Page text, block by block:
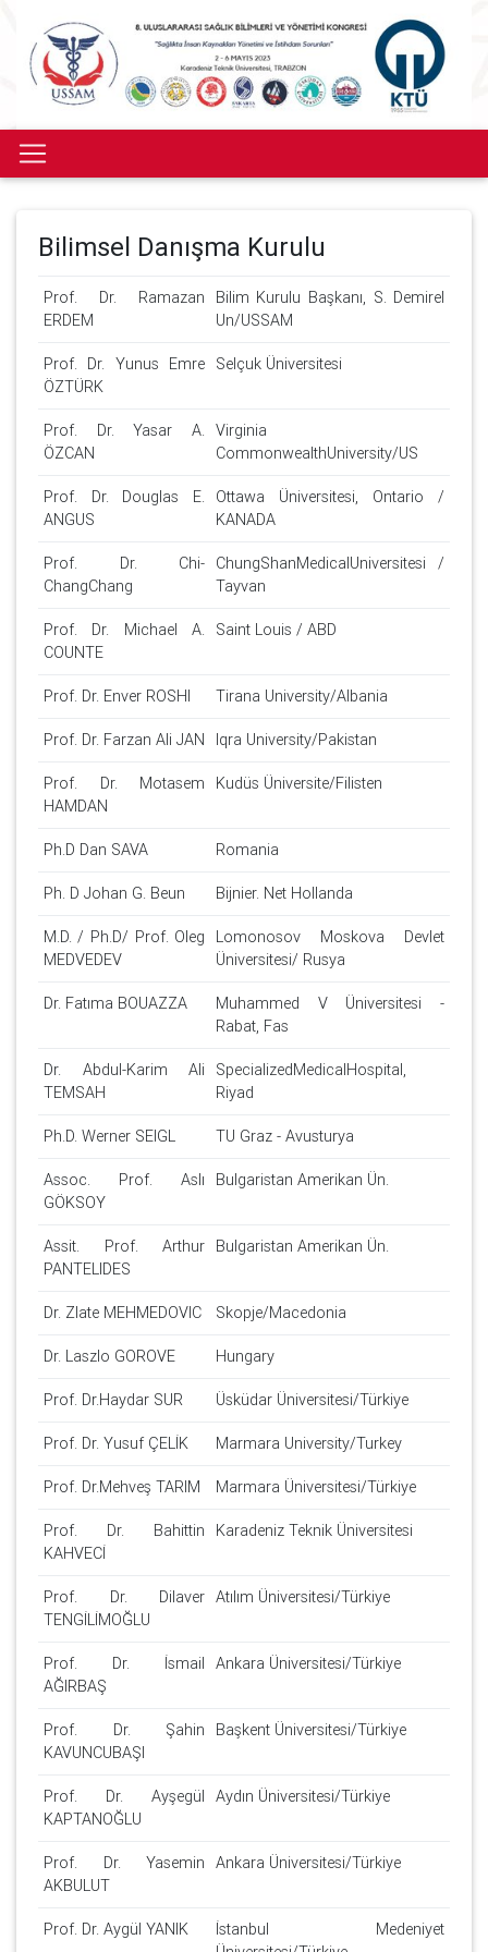
Bilimsel Danışma Kurulu
Prof. Dr. Ramazan
ERDEM
Bilim Kurulu Başkanı, S. Demirel
Un/USSAM
Prof. Dr. Yunus Emre
ÖZTÜRK
Selçuk Üniversitesi
Prof. Dr. Yasar A.
ÖZCAN
Virginia
CommonwealthUniversity/US
Prof. Dr. Douglas E.
ANGUS
Ottawa Üniversitesi, Ontario /
KANADA
Prof. Dr. Chi-
ChangChang
ChungShanMedicalUniversitesi /
Tayvan
Prof. Dr. Michael A.
COUNTE
Saint Louis / ABD
Prof. Dr. Enver ROSHI Tirana University/Albania
Prof. Dr. Farzan Ali JAN Iqra University/Pakistan
Prof. Dr. Motasem
HAMDAN
Kudüs Üniversite/Filisten
Ph.D Dan SAVA Romania
Ph. D Johan G. Beun Bijnier. Net Hollanda
M.D. / Ph.D/ Prof. Oleg
MEDVEDEV
Lomonosov Moskova Devlet
Üniversitesi/ Rusya
Dr. Fatıma BOUAZZA
Muhammed V Üniversitesi -
Rabat, Fas
Dr. Abdul-Karim Ali
TEMSAH
SpecializedMedicalHospital,
Riyad
Ph.D. Werner SEIGL TU Graz - Avusturya
Assoc. Prof. Aslı
GÖKSOY
Bulgaristan Amerikan Ün.
Assit. Prof. Arthur
PANTELIDES
Bulgaristan Amerikan Ün.
Dr. Zlate MEHMEDOVIC Skopje/Macedonia
Dr. Laszlo GOROVE Hungary
Prof. Dr.Haydar SUR Üsküdar Üniversitesi/Türkiye
Prof. Dr. Yusuf ÇELİK Marmara University/Turkey
Prof. Dr.Mehveş TARIM Marmara Üniversitesi/Türkiye
Prof. Dr. Bahittin
KAHVECİ
Karadeniz Teknik Üniversitesi
Prof. Dr. Dilaver
TENGİLİMOĞLU
Atılım Üniversitesi/Türkiye
Prof. Dr. İsmail
AĞIRBAŞ
Ankara Üniversitesi/Türkiye
Prof. Dr. Şahin
KAVUNCUBAŞI
Başkent Üniversitesi/Türkiye
Prof. Dr. Ayşegül
KAPTANOĞLU
Aydın Üniversitesi/Türkiye
Prof. Dr. Yasemin
AKBULUT
Ankara Üniversitesi/Türkiye
Prof. Dr. Aygül YANIK
İstanbul Medeniyet